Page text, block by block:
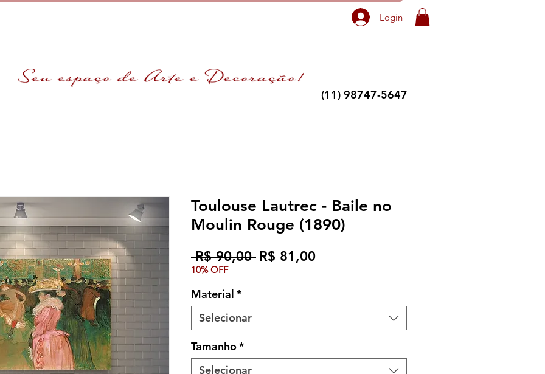
Login
(11) 98747-5647
Toulouse Lautrec - Baile no
Moulin Rouge (1890)
R$ 90,00 Preço
R$ 81,00Preço
10% OFF
Material *
Selecionar
Tamanho*
Selecionar